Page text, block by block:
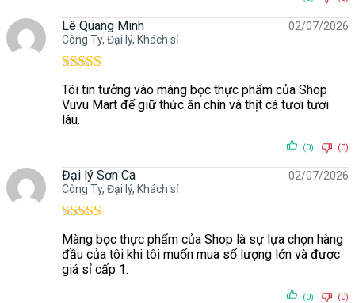
Lê Quang Minh
Công Ty, Đại lý, Khách sỉ
02/07/2026
Được xếp
hạng55 sao
Tôi tin tưởng vào màng bọc thực phẩm của Shop
Vuvu Mart để giữ thức ăn chín và thịt cá tươi tươi
lâu.
(0) (0)
Đại lý Sơn Ca
Công Ty, Đại lý, Khách sỉ
02/07/2026
Được xếp
hạng55 sao
Màng bọc thực phẩm của Shop là sự lựa chọn hàng
đầu của tôi khi tôi muốn mua số lượng lớn và được
giá sỉ cấp 1.
(0) (0)